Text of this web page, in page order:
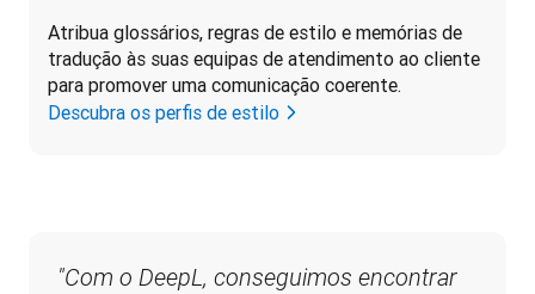
Atribua glossários, regras de estilo e memórias de
tradução às suas equipas de atendimento ao cliente
para promover uma comunicação coerente.
Descubra os perfis de estilo
"Com o DeepL, conseguimos encontrar